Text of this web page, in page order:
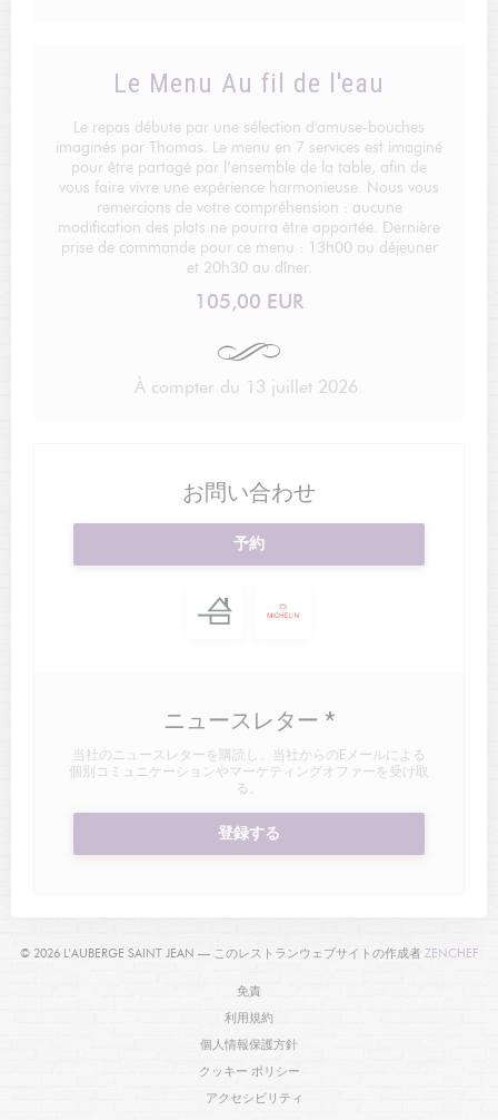
Le Menu Au fil de l'eau
Le repas débute par une sélection d'amuse-bouches
imaginés par Thomas. Le menu en 7 services est imaginé
pour être partagé par l’ensemble de la table, afin de
vous faire vivre une expérience harmonieuse. Nous vous
remercions de votre compréhension : aucune
modification des plats ne pourra être apportée. Dernière
prise de commande pour ce menu : 13h00 au déjeuner
et 20h30 au dîner.
105,00 EUR
À compter du 13 juillet 2026.
お問い合わせ
予約
ニュースレター *
当社のニュースレターを購読し、当社からのEメールによる
個別コミュニケーションやマーケティングオファーを受け取
る。
登録する
© 2026 L'AUBERGE SAINT JEAN — このレストランウェブサイトの作成者 ZENCHEF((
免責
利用規約
個人情報保護方針((新しいウィンドウで開きます))
クッキー ポリシー((新しいウィンドウで開きます))
アクセシビリティ